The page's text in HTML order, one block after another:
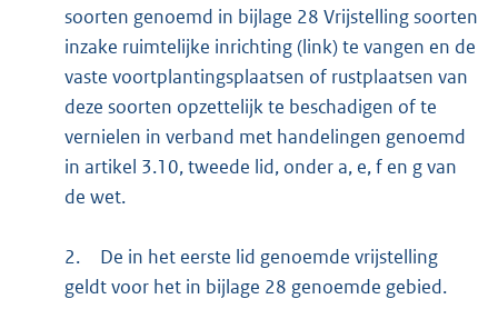
soorten genoemd in bijlage 28 Vrijstelling soorten
inzake ruimtelijke inrichting (link) te vangen en de
vaste voortplantingsplaatsen of rustplaatsen van
deze soorten opzettelijk te beschadigen of te
vernielen in verband met handelingen genoemd
in artikel 3.10, tweede lid, onder a, e, f en g van
de wet.
2.
De in het eerste lid genoemde vrijstelling
geldt voor het in bijlage 28 genoemde gebied.